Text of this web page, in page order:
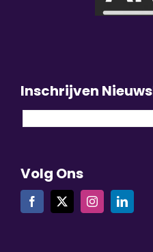
Inschrijven
Volg Ons